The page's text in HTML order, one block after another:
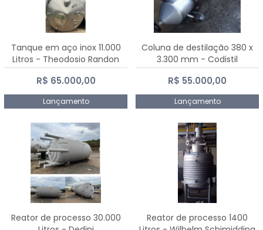
Tanque em aço inox 11.000
Litros - Theodosio Randon
R$ 65.000,00
Lançamento
Coluna de destilação 380 x
3.300 mm - Codistil
R$ 55.000,00
Lançamento
Reator de processo 30.000
Reator de processo 1400